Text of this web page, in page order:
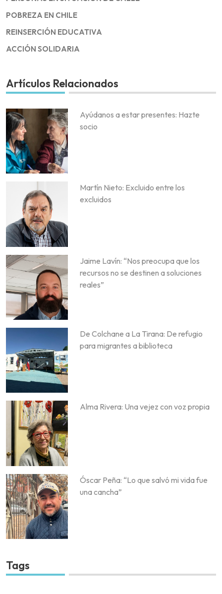
POBREZA EN CHILE
REINSERCIÓN EDUCATIVA
ACCIÓN SOLIDARIA
Artículos Relacionados
Ayúdanos a estar presentes: Hazte
socio
Martín Nieto: Excluido entre los
excluidos
Jaime Lavín: “Nos preocupa que los
recursos no se destinen a soluciones
reales”
De Colchane a La Tirana: De refugio
para migrantes a biblioteca
Alma Rivera: Una vejez con voz propia
Óscar Peña: “Lo que salvó mi vida fue
una cancha”
Tags